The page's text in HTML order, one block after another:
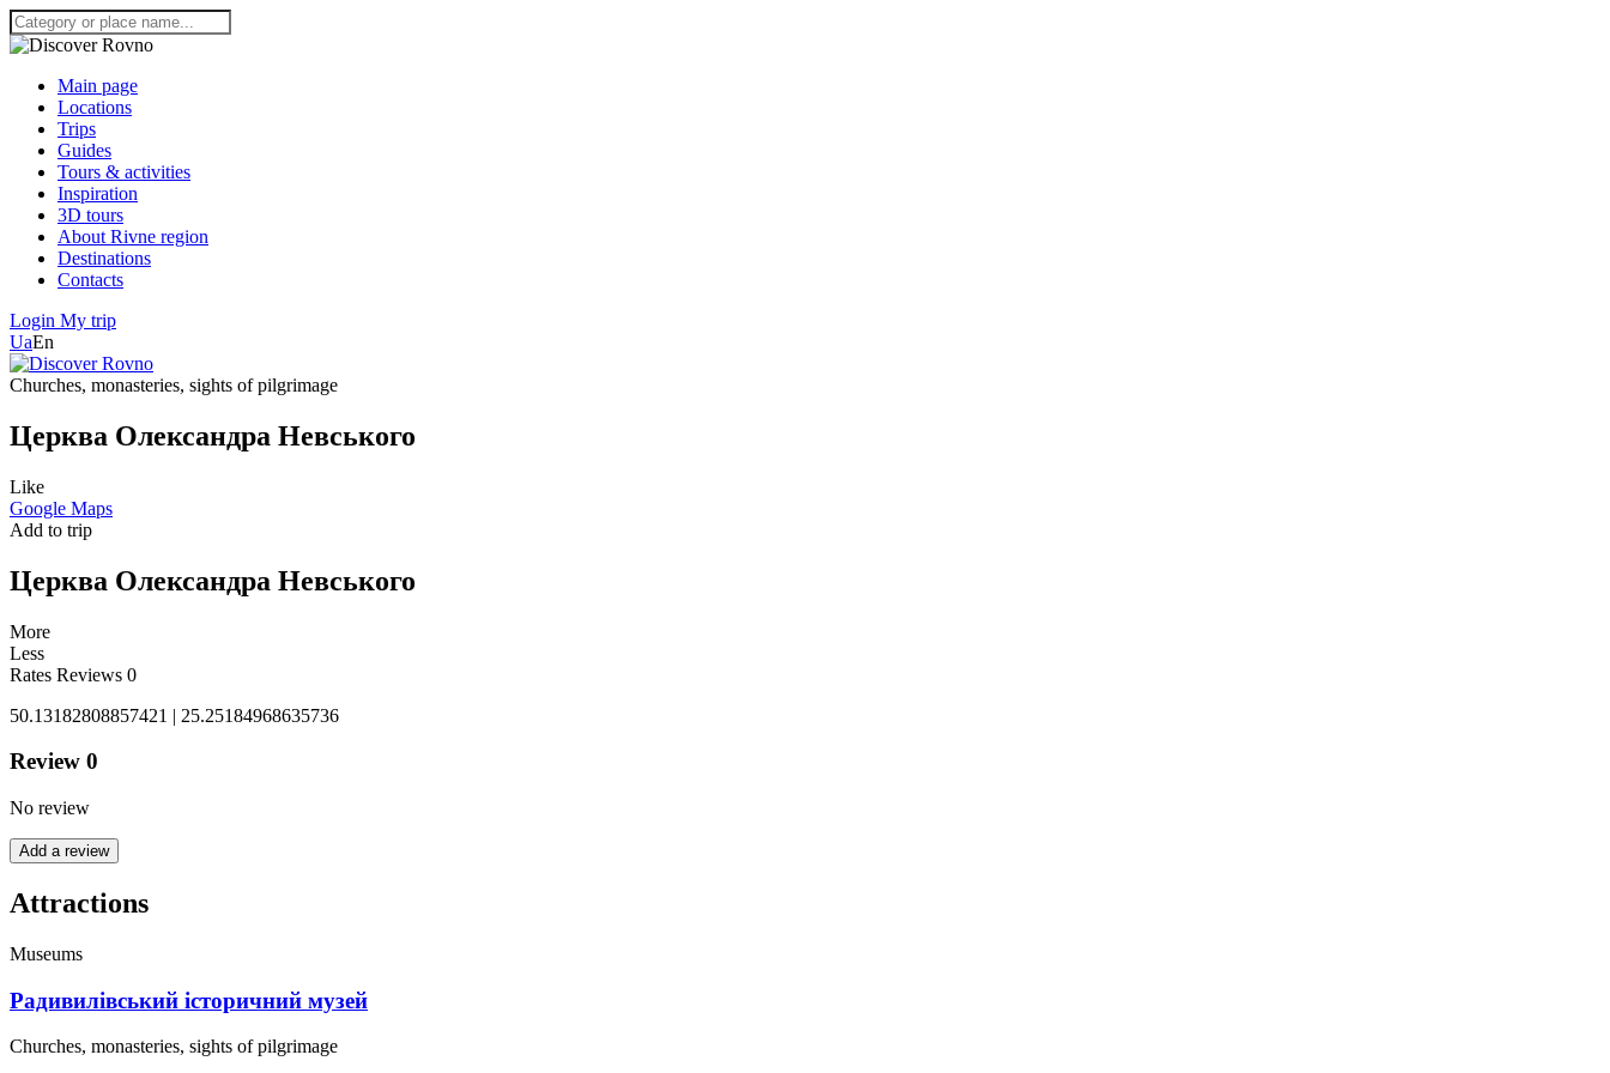
Main page
Locations
Trips
Guides
Tours & activities
Inspiration
3D tours
About Rivne region
Destinations
Contacts
Login My trip
UaEn
Churches, monasteries, sights of pilgrimage
Церква Олександра Невського
Like
Google Maps
Add to trip
Церква Олександра Невського
More
Less
Rates Reviews 0
50.13182808857421 | 25.25184968635736
Review 0
No review
Add a review
Attractions
Museums
Радивилівський історичний музей
Churches, monasteries, sights of pilgrimage